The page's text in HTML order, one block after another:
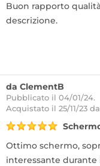
Buon rapporto
descrizione.
da ClementB
Pubblicato il 04/01/24.
Acquistato il 25/11/23
Ottimo schermo,
interessante durante